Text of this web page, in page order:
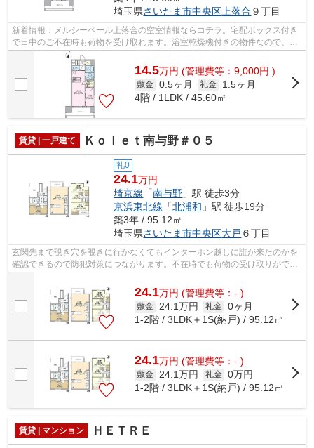
埼玉県さいたま市中央区 上落合 ９丁目
新着情報：メルシーペール上落合の空室情報ならコチラ。宅配ボックス付き
で日中のご不在時も荷物を受け取れます。浴室乾燥機付きの物件なので、乾
燥機で浴室を乾燥させることができる...
14.5万円 (管理費等：9,000円 )
敷金 0.5ヶ月 礼金
1.5ヶ月
4階 / 1LDK / 45.60㎡
賃貸 | 一戸建て Ｋｏｌｅｔ南与野＃０５
礼0
24.1万円
埼京線 「南与野 」駅 徒歩3分
京浜東北線 「北浦和 」駅 徒歩19分
築3年 / 95.12㎡
埼玉県さいたま市中央区大戸 ６丁目
玄関先まで覗き穴を覗きに行かなくてもインターホン越しに誰が来たのかを
確認できるので防犯対策につながります。不在時でも荷物の受け取りができ
る、時間調整の手間が省ける宅配ボッ...
24.1万円 (管理費等：- )
敷金 24.1万円 礼金 0ヶ月
1-2階 / 3LDK＋1S(納戸) / 95.12㎡
24.1万円 (管理費等：- )
敷金 24.1万円 礼金 0万円
1-2階 / 3LDK＋1S(納戸) / 95.12㎡
賃貸 | マンション ＨＥＴＲＥ